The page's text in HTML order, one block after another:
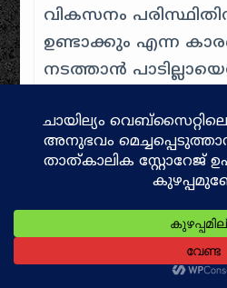
വികസനം
ഉണ്ടാക്കും എന്ന
നടത്താൻ
നിലവിലെ രീതി
ശാസ്ത്രചിന്തയുടെ
ഏറെയുള്ളൊരു
കാരണം,